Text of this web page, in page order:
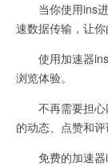
当你使用ins进
速数据传输，让你
使用加速器ins
浏览体验。
不再需要担心
的动态、点赞和评
免费的加速器